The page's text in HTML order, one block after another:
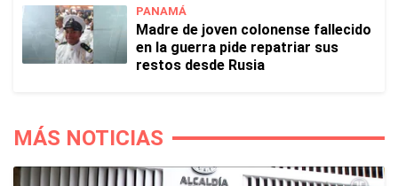
PANAMÁ
Madre de joven colonense fallecido
en la guerra pide repatriar sus
restos desde Rusia
MÁS NOTICIAS